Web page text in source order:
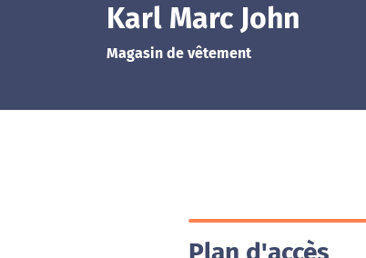
Karl Marc John
Magasin de vêtement